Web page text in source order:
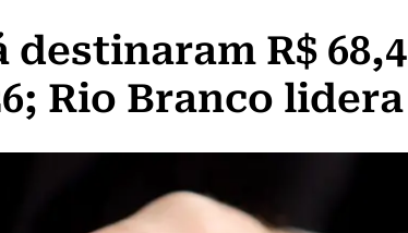
destinaram R$ 68,4
Rio Branco lidera